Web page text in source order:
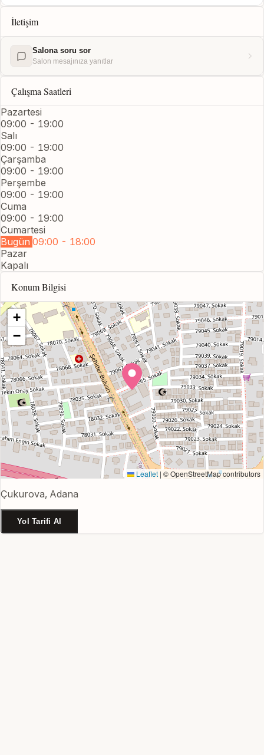
İletişim
Salona soru sor
Salon mesajınıza yanıtlar
Çalışma Saatleri
Pazartesi
09:00 - 19:00
Salı
09:00 - 19:00
Çarşamba
09:00 - 19:00
Perşembe
09:00 - 19:00
Cuma
09:00 - 19:00
Cumartesi
Bugün 09:00 - 18:00
Pazar
Kapalı
Konum Bilgisi
+
−
Leaflet | © OpenStreetMap contributors
Çukurova, Adana
Yol Tarifi Al